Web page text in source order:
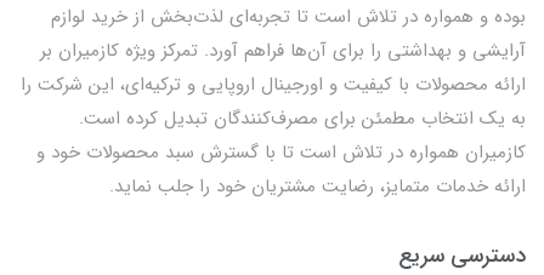
بوده و همواره در تلاش است تا تجربه‌ای لذت‌بخش از خرید لوازم
آرایشی و بهداشتی را برای آن‌ها فراهم آورد. تمرکز ویژه کازمیران بر
ارائه محصولات با کیفیت و اورجینال اروپایی و ترکیه‌ای، این شرکت را
به یک انتخاب مطمئن برای مصرف‌کنندگان تبدیل کرده است.
کازمیران همواره در تلاش است تا با گسترش سبد محصولات خود و
ارائه خدمات متمایز، رضایت مشتریان خود را جلب نماید.
دسترسی سریع